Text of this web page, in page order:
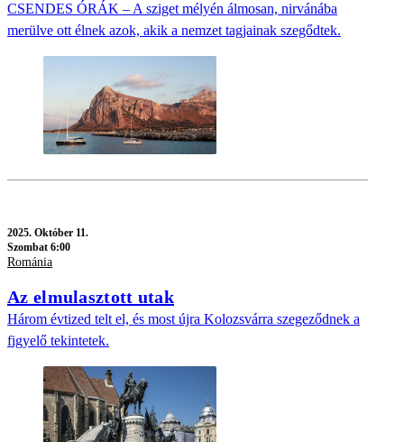
CSENDES ÓRÁK – A sziget mélyén álmosan, nirvánába
merülve ott élnek azok, akik a nemzet tagjainak szegődtek.
2025. Október 11.
Szombat 6:00
Románia
Az elmulasztott utak
Három évtized telt el, és most újra Kolozsvárra szegeződnek a
figyelő tekintetek.